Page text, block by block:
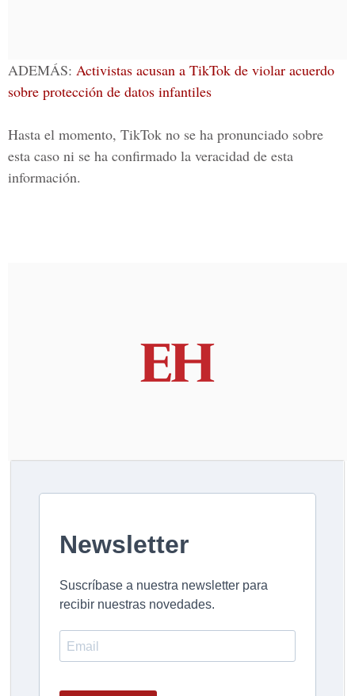
ADEMÁS: Activistas acusan a TikTok de violar acuerdo
sobre protección de datos infantiles
Hasta el momento, TikTok no se ha pronunciado sobre
esta caso ni se ha confirmado la veracidad de esta
información.